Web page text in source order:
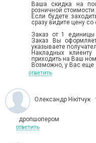
Ваша скидка на
розничной стоимости.
Если будете
сразу видите цену со
Заказ от 1
Заказ Вы
указываете
Накладных
приходить на Ваш
Возможно, у Вас еще
ответить
Олександр Нікітчук
дропшопером
ответить